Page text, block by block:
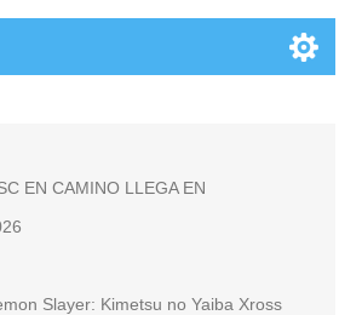
EN CAMINO LLEGA EN
Slayer: Kimetsu no Yaiba Xross